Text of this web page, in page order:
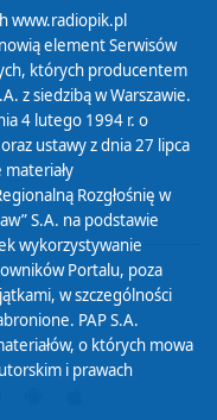
www.radiopik.pl
element Serwisów
których producentem
z siedzibą w Warszawie.
4 lutego 1994 r. o
ustawy z dnia 27 lipca
Rozgłośnię w
S.A. na podstawie
wykorzystywanie
Portalu, poza
w szczególności
PAP S.A.
o których mowa
i prawach